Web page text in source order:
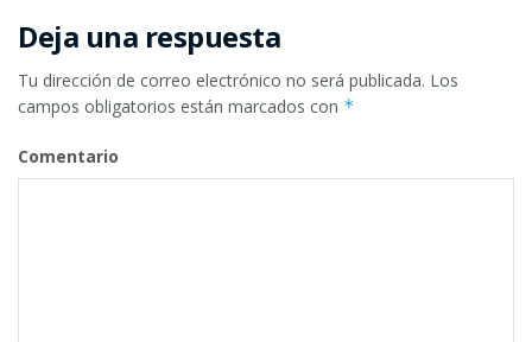
Deja una respuesta
Tu dirección de correo electrónico no será publicada. Los
campos obligatorios están marcados con *
Comentario